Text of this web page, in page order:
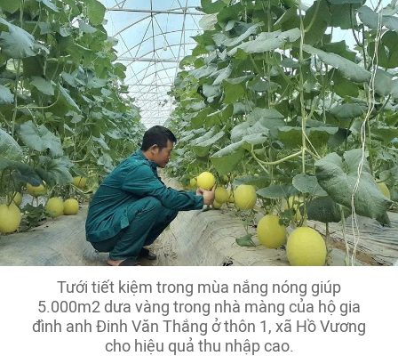
Tưới tiết kiệm trong mùa nắng nóng giúp
5.000m2 dưa vàng trong nhà màng của hộ gia
đình anh Đinh Văn Thắng ở thôn 1, xã Hồ Vương
cho hiệu quả thu nhập cao.